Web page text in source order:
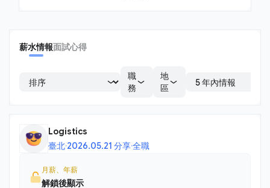
薪水情報面試心得
職
務
地
區
Logistics
臺北·2026.05.21 分享·全職
月薪、年薪
解鎖後顯示